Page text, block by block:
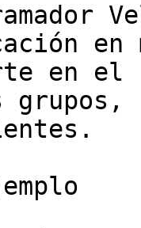
en
en el
grupos,